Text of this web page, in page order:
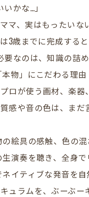
かな…」
マ、実はもったいな
3歳までに完成すると
要なのは、知識の詰
物」にこだわる理由
ロが使う画材、楽器
感や音の色は、ま
絵具の感触、色の
演奏を聴き、全身
イティブな発音を自
ュラムを、ぶーぶー